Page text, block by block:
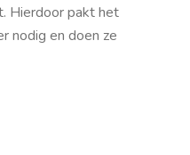
Hierdoor pakt het
nodig en doen ze